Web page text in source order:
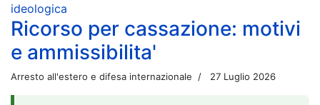
ideologica
Ricorso per cassazione: motivi
e ammissibilita'
Arresto all'estero e difesa internazionale 27 Luglio 2026